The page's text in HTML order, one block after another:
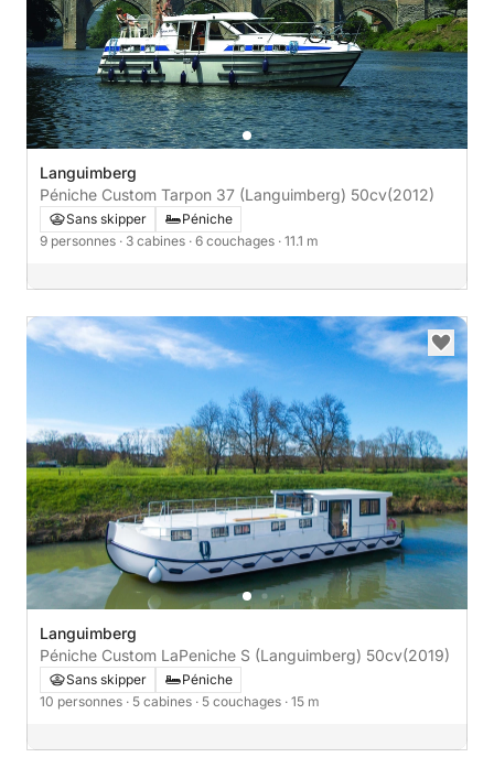
Languimberg
Péniche Custom Tarpon 37 (Languimberg) 50cv(2012)
Sans skipper
Péniche
9 personnes · 3 cabines · 6 couchages · 11.1 m
Languimberg
Péniche Custom LaPeniche S (Languimberg) 50cv(2019)
Sans skipper
Péniche
10 personnes · 5 cabines · 5 couchages · 15 m